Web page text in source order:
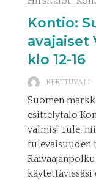
Kontio:
avajaiset
klo 12-16
KERTTUVALI
Suomen
esittelytalo
valmis! Tule,
tulevaisuuden